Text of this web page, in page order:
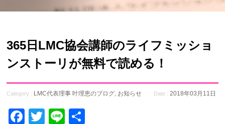
365日LMC協会講師のライフミッショ
ンストーリが無料で読める！
Category : LMC代表理事 叶理恵のブログ, お知らせ Date : 2018年03月11日
Facebook
Twitter
Line